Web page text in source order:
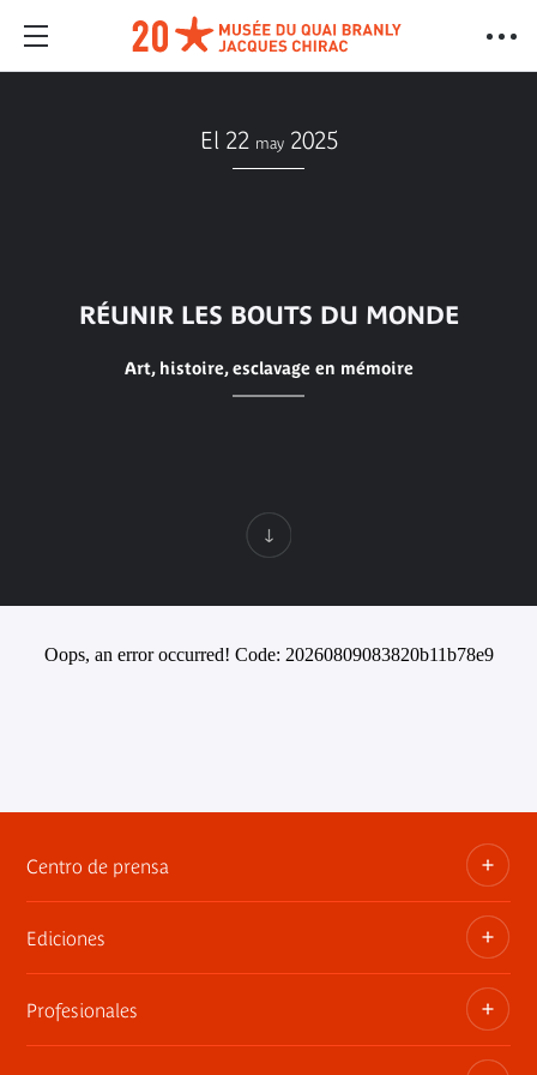
El 22 may 2025
RÉUNIR LES BOUTS DU MONDE
Art, histoire, esclavage en mémoire
Oops, an error occurred! Code: 20260809083820b11b78e9
Centro de prensa
Dosieres, comunicados de prensa, anuncios de
exposiciones
Ediciones
Las publicaciones del museo
Profesionales